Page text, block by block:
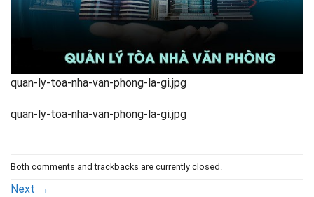
quan-ly-toa-nha-van-phong-la-gi.jpg
quan-ly-toa-nha-van-phong-la-gi.jpg
Both comments and trackbacks are currently closed.
Next →